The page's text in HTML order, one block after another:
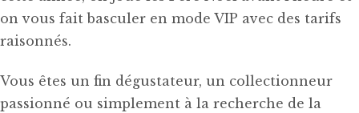
enfant
DÉGUSTATIONS & MASTERCLASS
VINS, BIÈRES & CHAMPAGNES
OLD & RARE
on vous fait basculer en mode VIP avec des tarifs
raisonnés.
Vous êtes un fin dégustateur, un collectionneur
passionné ou simplement à la recherche de la